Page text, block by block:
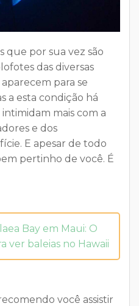
que por sua vez são
das diversas
para se
a esta condição há
mais com a
e dos
E apesar de todo
pertinho de você. É
Bay em Maui: O
ver baleias no Hawaii
você assistir